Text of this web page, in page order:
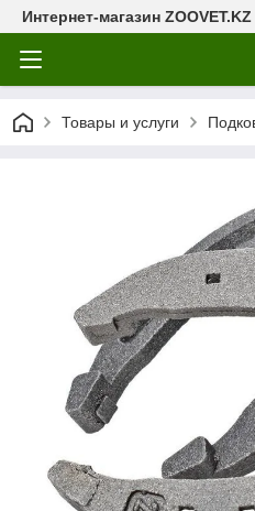
Интернет-магазин ZOOVET.KZ
Товары и услуги